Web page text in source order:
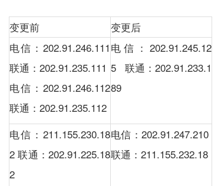
变更前
变更后
电信：202.91.246.111
联通：202.91.235.111
电信：202.91.246.112
联通：202.91.235.112
电信：202.91.245.12
5 联通：202.91.233.1
89
电信：211.155.230.18
2 联通：202.91.225.18
2
电信：202.91.247.210
联通：211.155.232.18